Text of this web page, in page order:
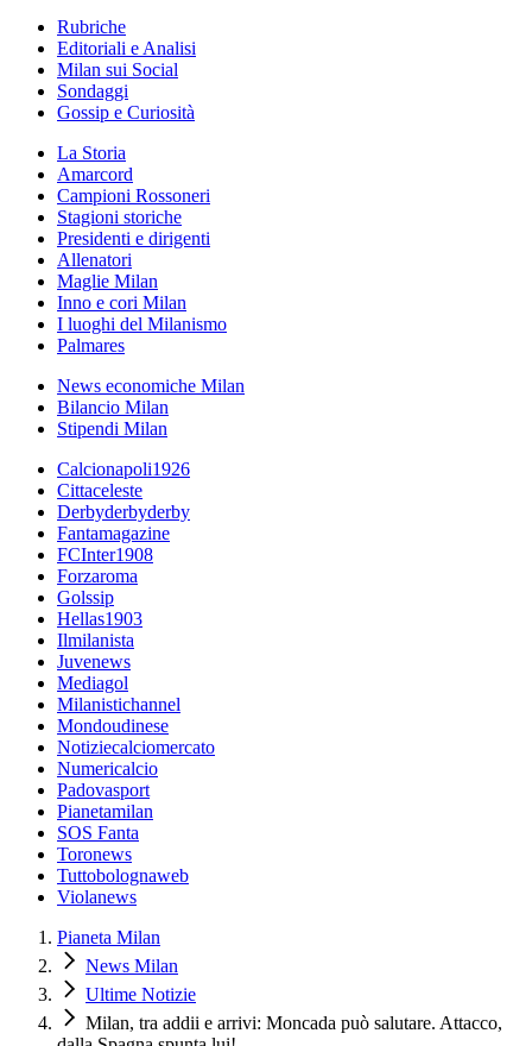
Rubriche
Editoriali e Analisi
Milan sui Social
Sondaggi
Gossip e Curiosità
La Storia
Amarcord
Campioni Rossoneri
Stagioni storiche
Presidenti e dirigenti
Allenatori
Maglie Milan
Inno e cori Milan
I luoghi del Milanismo
Palmares
News economiche Milan
Bilancio Milan
Stipendi Milan
Calcionapoli1926
Cittaceleste
Derbyderbyderby
Fantamagazine
FCInter1908
Forzaroma
Golssip
Hellas1903
Ilmilanista
Juvenews
Mediagol
Milanistichannel
Mondoudinese
Notiziecalciomercato
Numericalcio
Padovasport
Pianetamilan
SOS Fanta
Toronews
Tuttobolognaweb
Violanews
Pianeta Milan
News Milan
Ultime Notizie
Milan, tra addii e arrivi: Moncada può salutare. Attacco,